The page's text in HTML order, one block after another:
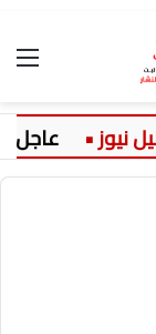
عاجل: